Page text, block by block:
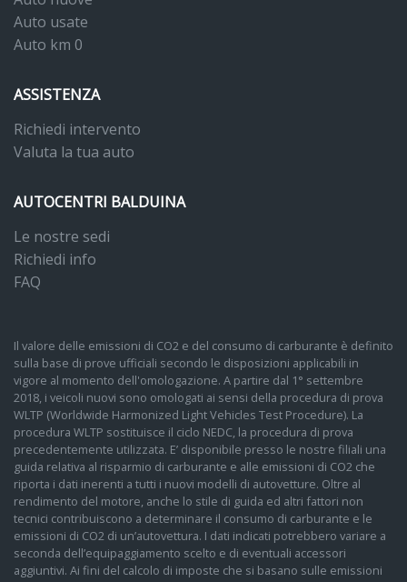
Auto usate
Auto km 0
ASSISTENZA
Richiedi intervento
Valuta la tua auto
AUTOCENTRI BALDUINA
Le nostre sedi
Richiedi info
FAQ
Il valore delle emissioni di CO2 e del consumo di carburante è definito
sulla base di prove ufficiali secondo le disposizioni applicabili in
vigore al momento dell'omologazione. A partire dal 1° settembre
2018, i veicoli nuovi sono omologati ai sensi della procedura di prova
WLTP (Worldwide Harmonized Light Vehicles Test Procedure). La
procedura WLTP sostituisce il ciclo NEDC, la procedura di prova
precedentemente utilizzata. E’ disponibile presso le nostre filiali una
guida relativa al risparmio di carburante e alle emissioni di CO2 che
riporta i dati inerenti a tutti i nuovi modelli di autovetture. Oltre al
rendimento del motore, anche lo stile di guida ed altri fattori non
tecnici contribuiscono a determinare il consumo di carburante e le
emissioni di CO2 di un’autovettura. I dati indicati potrebbero variare a
seconda dell’equipaggiamento scelto e di eventuali accessori
aggiuntivi. Ai fini del calcolo di imposte che si basano sulle emissioni